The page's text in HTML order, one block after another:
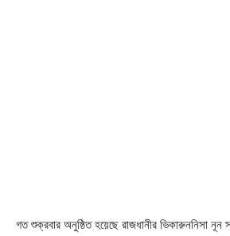
গত শুক্রবার অনুষ্ঠিত হয়েছে রাজধানীর ভিকারুননিসা নূন